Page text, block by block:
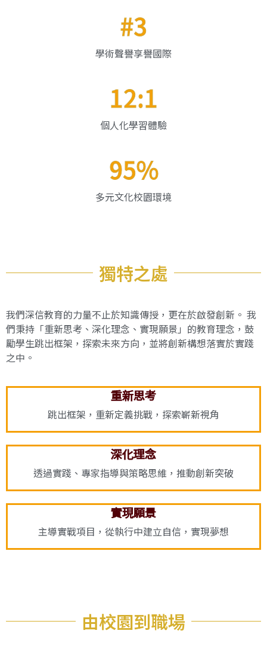
#3
學術聲譽享譽國際
12:1
個人化學習體驗
95%
多元文化校園環境
獨特之處
我們深信教育的力量不止於知識傳授，更在於啟發創新。 我
們秉持「重新思考、深化理念、實現願景」的教育理念，鼓
勵學生跳出框架，探索未來方向，並將創新構想落實於實踐
之中。
重新思考
跳出框架，重新定義挑戰，探索嶄新視角
深化理念
透過實踐、專家指導與策略思維，推動創新突破
實現願景
主導實戰項目，從執行中建立自信，實現夢想
由校園到職場